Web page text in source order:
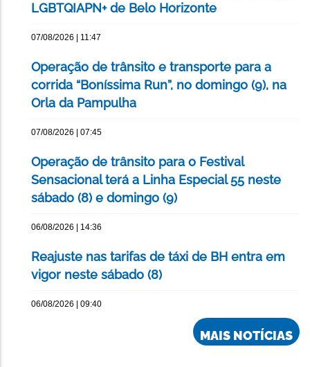
LGBTQIAPN+ de Belo Horizonte
07/08/2026 | 11:47
Operação de trânsito e transporte para a
corrida “Boníssima Run”, no domingo (9), na
Orla da Pampulha
07/08/2026 | 07:45
Operação de trânsito para o Festival
Sensacional terá a Linha Especial 55 neste
sábado (8) e domingo (9)
06/08/2026 | 14:36
Reajuste nas tarifas de táxi de BH entra em
vigor neste sábado (8)
06/08/2026 | 09:40
MAIS NOTÍCIAS